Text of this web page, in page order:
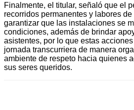
Finalmente, el titular, señaló que el
recorridos permanentes y labores
garantizar que las instalaciones se
condiciones, además de brindar
asistentes, por lo que estas
jornada transcurriera de manera
ambiente de respeto hacia quienes
sus seres queridos.